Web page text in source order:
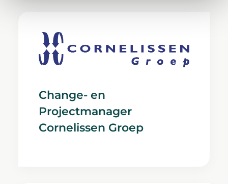
Change- en
Projectmanager
Cornelissen Groep